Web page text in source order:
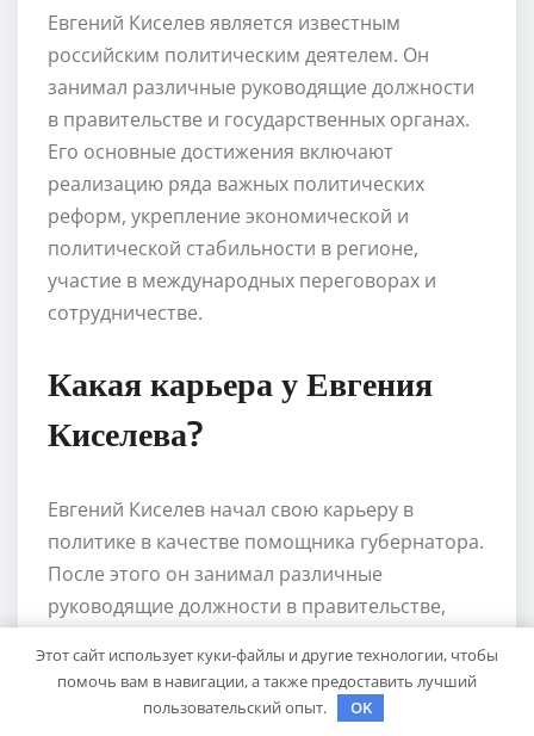
Евгений Киселев является известным
российским политическим деятелем. Он
занимал различные руководящие должности
в правительстве и государственных органах.
Его основные достижения включают
реализацию ряда важных политических
реформ, укрепление экономической и
политической стабильности в регионе,
участие в международных переговорах и
сотрудничестве.
Какая карьера у Евгения
Киселева?
Евгений Киселев начал свою карьеру в
политике в качестве помощника губернатора.
После этого он занимал различные
руководящие должности в правительстве,
настоящее время он занимает должность
заместителя председателя правительства и
Этот сайт использует куки-файлы и другие технологии, чтобы
помочь вам в навигации, а также предоставить лучший
пользовательский опыт.
OK